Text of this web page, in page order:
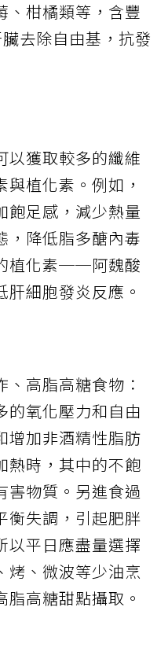
、柑橘類等，含豐
臟去除自由基，抗發
以獲取較多的纖維
植化素。例如，
飽足感，減少熱量
，降低脂多醣內毒
植化素──阿魏酸
細胞發炎反應。
高脂高糖食物：
的氧化壓力和自由
增加非酒精性脂肪
熱時，其中的不飽
害物質。另進食過
衡失調，引起肥胖
以平日應盡量選擇
烤、微波等少油烹
高糖甜點攝取。